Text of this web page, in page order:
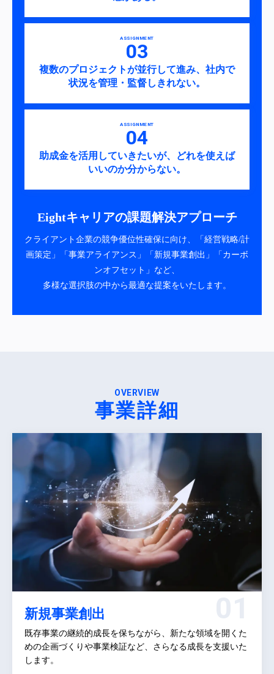
ASSIGNMENT
複数のプロジェクトが並行して進み、社内で
状況を管理・監督しきれない。
ASSIGNMENT
助成金を活用していきたいが、どれを使えば
いいのか分からない。
Eightキャリアの課題解決アプローチ
クライアント企業の競争優位性確保に向け、「経営戦略/計
画策定」「事業アライアンス」「新規事業創出」「カーボ
ンオフセット」など、
多様な選択肢の中から最適な提案をいたします。
OVERVIEW
事業詳細
新規事業創出
既存事業の継続的成長を保ちながら、新たな領域を開くた
めの企画づくりや事業検証など、さらなる成長を支援いた
します。